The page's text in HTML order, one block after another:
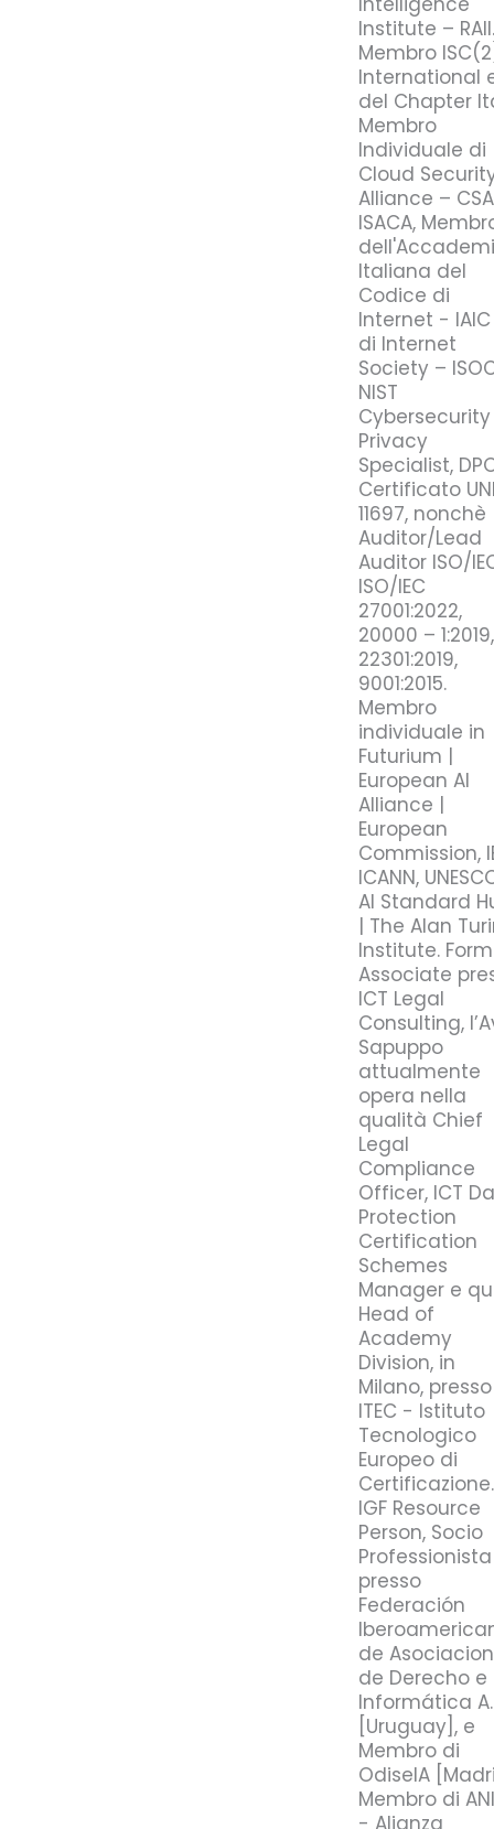
Institute – RAII.
Membro
International
del Chapter
Membro
Individuale di
Cloud
Alliance –
ISACA,
Italiana del
Codice di
Internet -
di Internet
Society –
NIST
Privacy
Specialist,
Certificato
11697, nonchè
Auditor/Lead
Auditor ISO/
ISO/IEC
27001:2022,
20000 – 1:2019,
22301:2019,
9001:2015.
Membro
individuale in
Futurium |
European AI
Alliance |
European
Commission,
ICANN,
AI Standard
| The Alan
Institute.
Associate
ICT Legal
Consulting,
Sapuppo
attualmente
opera nella
qualità Chief
Legal
Compliance
Officer, ICT
Protection
Certification
Schemes
Manager e
Head of
Academy
Division, in
Milano, presso
ITEC - Istituto
Tecnologico
Europeo di
Certificazione.
IGF Resource
Person, Socio
Professionista
presso
Federación
de
de Derecho e
Informática
[Uruguay], e
Membro di
OdiseIA
Membro di
- Alianza